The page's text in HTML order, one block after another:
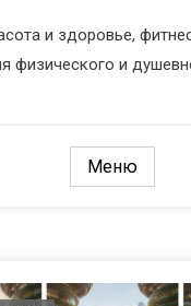
и здоровье,
физического и
Меню